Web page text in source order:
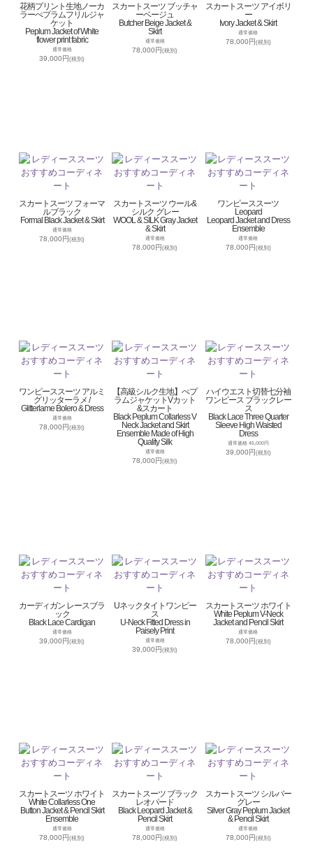
花柄プリント生地ノーカ
ラーぺプラムフリルジャ
ケット
Peplum Jacket of White
flower print fabric
通常価格
39,000円(税別)
スカートスーツ ブッチャ
ーベージュ
Butcher Beige Jacket &
Skirt
通常価格
78,000円(税別)
スカートスーツ アイボリ
ー
Ivory Jacket & Skirt
通常価格
78,000円(税別)
スカートスーツ フォーマ
ルブラック
Formal Black Jacket & Skirt
通常価格
78,000円(税別)
スカートスーツ ウール&
シルク グレー
WOOL & SILK Gray Jacket
& Skirt
通常価格
78,000円(税別)
ワンピーススーツ
Leopard
Leopard Jacket and Dress
Ensemble
通常価格
78,000円(税別)
ワンピーススーツ アルミ
グリッターラメ /
Glitterlame Bolero & Dress
通常価格
78,000円(税別)
【高級シルク生地】ぺプ
ラムジャケットVカット
&スカート
Black Peplum Collarless V
Neck Jacket and Skirt
Ensemble Made of High
Quality Silk
通常価格
78,000円(税別)
ハイウエスト切替七分袖
ワンピース ブラックレー
ス
Black Lace Three Quarter
Sleeve High Waisted
Dress
通常価格 45,000円
39,000円(税別)
カーディガン レースブラ
ック
Black Lace Cardigan
通常価格
39,000円(税別)
Uネックタイトワンピー
ス
U-Neck Fitted Dress in
Paisely Print
通常価格
39,000円(税別)
スカートスーツ ホワイト
White Peplum V-Neck
Jacket and Pencil Skirt
通常価格
78,000円(税別)
スカートスーツ ホワイト
White Collarless One
Button Jacket & Pencil Skirt
Ensemble
通常価格
78,000円(税別)
スカートスーツ ブラック
レオパード
Black Leopard Jacket &
Pencil Skirt
通常価格
78,000円(税別)
スカートスーツ シルバー
グレー
Silver Gray Peplum Jacket
& Pencil Skirt
通常価格
78,000円(税別)